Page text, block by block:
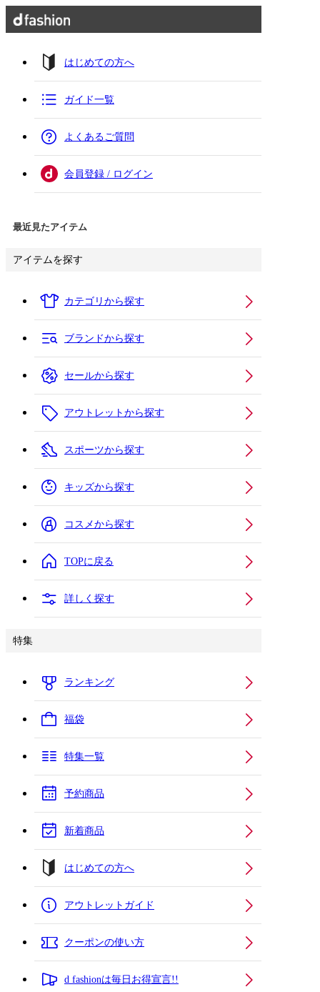
はじめての方へ
ガイド一覧
よくあるご質問
会員登録 / ログイン
最近見たアイテム
アイテムを探す
カテゴリから探す
ブランドから探す
セールから探す
アウトレットから探す
スポーツから探す
キッズから探す
コスメから探す
TOPに戻る
詳しく探す
特集
ランキング
福袋
特集一覧
予約商品
新着商品
はじめての方へ
アウトレットガイド
クーポンの使い方
d fashionは毎日お得宣言!!